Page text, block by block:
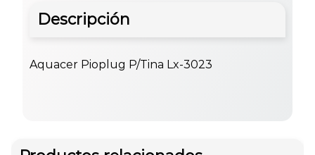
Descripción
Aquacer Pioplug P/Tina Lx-3023